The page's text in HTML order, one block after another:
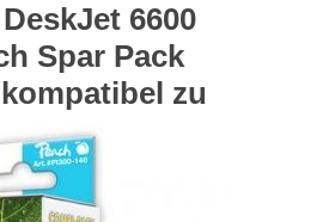
6600
Spar Pack
zu